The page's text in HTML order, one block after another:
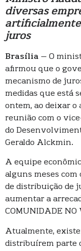
diversas
artificialmente
juros
Brasília – O
afirmou que o
mecanismo de
medidas que está
ontem, ao deixar o
reunião com o
do
Geraldo Alckmin.
A equipe
alguns meses com
de distribuição de
aumentar a
COMUNIDADE
Atualmente,
distribuírem parte